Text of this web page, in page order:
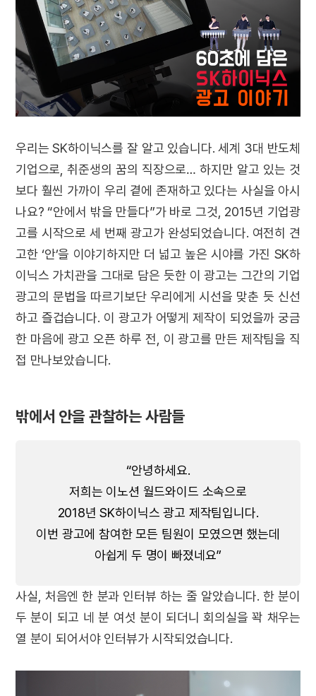
우리는 SK하이닉스를 잘 알고 있습니다. 세계 3대 반도체
기업으로, 취준생의 꿈의 직장으로… 하지만 알고 있는 것
보다 훨씬 가까이 우리 곁에 존재하고 있다는 사실을 아시
나요? “안에서 밖을 만들다”가 바로 그것, 2015년 기업광
고를 시작으로 세 번째 광고가 완성되었습니다. 여전히 견
고한 ‘안’을 이야기하지만 더 넓고 높은 시야를 가진 SK하
이닉스 가치관을 그대로 담은 듯한 이 광고는 그간의 기업
광고의 문법을 따르기보단 우리에게 시선을 맞춘 듯 신선
하고 즐겁습니다. 이 광고가 어떻게 제작이 되었을까 궁금
한 마음에 광고 오픈 하루 전, 이 광고를 만든 제작팀을 직
접 만나보았습니다.
밖에서 안을 관찰하는 사람들
“안녕하세요.
저희는 이노션 월드와이드 소속으로
2018년 SK하이닉스 광고 제작팀입니다.
이번 광고에 참여한 모든 팀원이 모였으면 했는데
아쉽게 두 명이 빠졌네요”
사실, 처음엔 한 분과 인터뷰 하는 줄 알았습니다. 한 분이
두 분이 되고 네 분 여섯 분이 되더니 회의실을 꽉 채우는
열 분이 되어서야 인터뷰가 시작되었습니다.